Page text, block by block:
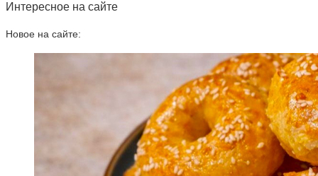
Интересное на сайте
Новое на сайте: